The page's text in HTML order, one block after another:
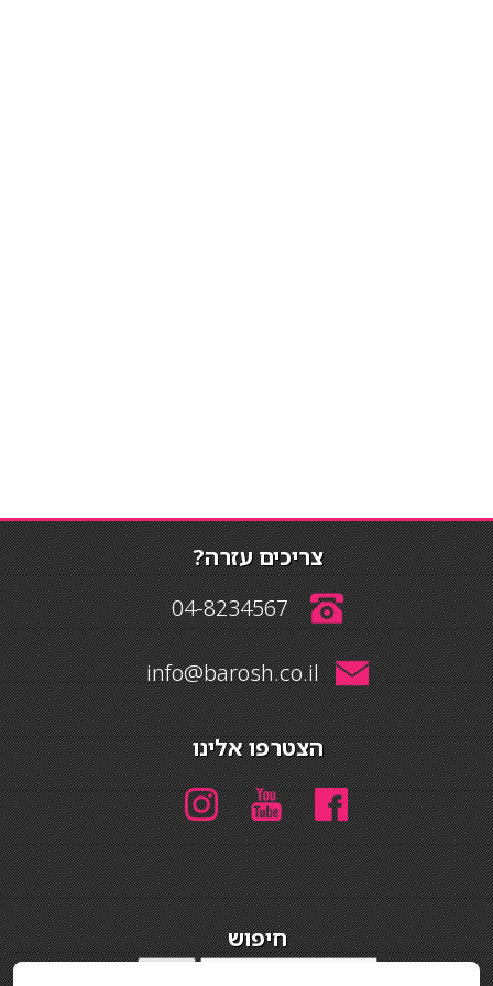
צריכים עזרה?
04-8234567
info@barosh.co.il
הצטרפו אלינו
חיפוש